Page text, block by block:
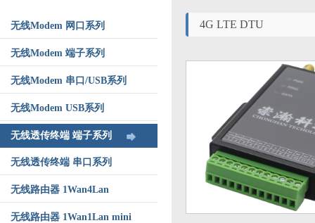
无线Modem 网口系列
无线Modem 端子系列
无线Modem 串口/USB系列
无线Modem USB系列
无线透传终端 端子系列
无线透传终端 串口系列
无线路由器 1Wan4Lan
无线路由器 1Wan1Lan mini
4G LTE DTU